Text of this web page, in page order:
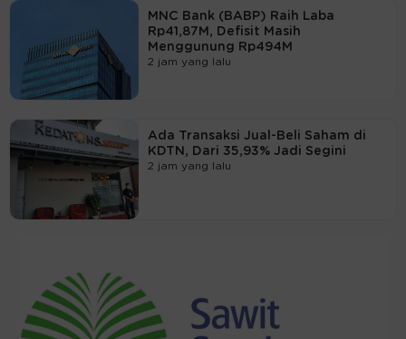
MNC Bank (BABP) Raih Laba
Rp41,87M, Defisit Masih
Menggunung Rp494M
2 jam yang lalu
Ada Transaksi Jual-Beli Saham di
KDTN, Dari 35,93% Jadi Segini
2 jam yang lalu